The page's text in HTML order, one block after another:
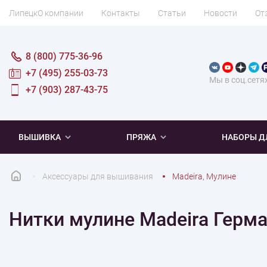
ЛипецкО компании Контакты Статьи Новости
Мы в
8 (800) 775-36-96
+7 (495) 255-03-73
+7 (903) 287-43-75
ВЫШИВКА
Новинки
Хиты продаж Распродажа Под заказ
ПРЯЖА
Новинки
Распродажа Летняя пряжа Мягкая
НАБОРЫ
Микровышивка
Наборы для вязания одежды Наборы
Мулине
Нитки DMC Нитки Madeira Нитки Rico Design
Аксессуары для вышивания Madeira, Мулине
Нитки мулине Madeira